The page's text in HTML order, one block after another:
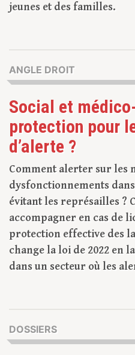
jeunes et des familles.
ANGLE DROIT
Social et
protection pour
d’alerte ?
Comment alerter sur les
dysfonctionnements
évitant les représailles ?
accompagner en cas de
protection effective des
change la loi de 2022 en
dans un secteur où les
DOSSIERS